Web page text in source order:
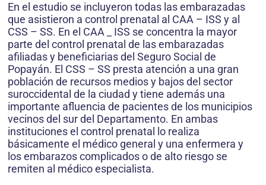
En el estudio se incluyeron todas las embarazadas
que asistieron a control prenatal al CAA – ISS y al
CSS – SS. En el CAA _ ISS se concentra la mayor
parte del control prenatal de las embarazadas
afiliadas y beneficiarias del Seguro Social de
Popayán. El CSS – SS presta atención a una gran
población de recursos medios y bajos del sector
suroccidental de la ciudad y tiene además una
importante afluencia de pacientes de los municipios
vecinos del sur del Departamento. En ambas
instituciones el control prenatal lo realiza
básicamente el médico general y una enfermera y
los embarazos complicados o de alto riesgo se
remiten al médico especialista.